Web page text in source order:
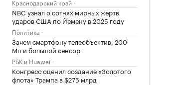
Краснодарский край
NBC узнал о сотнях мирных жертв
ударов США по Йемену в 2025 году
Политика
Зачем смартфону телеобъектив, 200
Мп и большой сенсор
РБК и Huawei
Конгресс оценил создание «Золотого
флота» Трампа в $275 млрд